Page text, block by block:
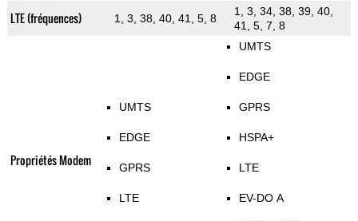
LTE (fréquences) 1, 3, 38, 40, 41, 5, 8
1, 3, 34, 38, 39, 40,
41, 5, 7, 8
Propriétés Modem
UMTS
EDGE
GPRS
LTE
UMTS
EDGE
GPRS
HSPA+
LTE
EV-DO A